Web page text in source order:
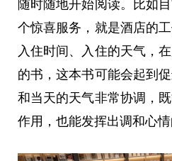
随时随地开始阅读。比如
个惊喜服务，就是酒店的
入住时间、入住的天气，
的书，这本书可能会起到
和当天的天气非常协调，
作用，也能发挥出调和心情